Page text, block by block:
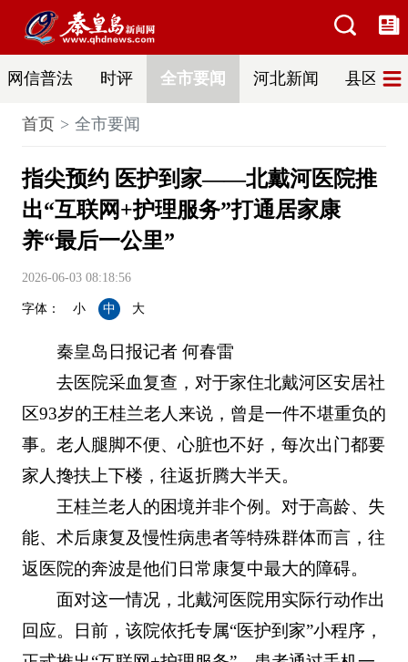
网信普法 时评 全市要闻 河北新闻 县区热
首页 全市要闻
指尖预约 医护到家——北戴河医院推
出“互联网+护理服务”打通居家康
养“最后一公里”
2026-06-03 08:18:56
字体： 小 中 大
秦皇岛日报记者 何春雷
去医院采血复查，对于家住北戴河区安居社
区93岁的王桂兰老人来说，曾是一件不堪重负的
事。老人腿脚不便、心脏也不好，每次出门都要
家人搀扶上下楼，往返折腾大半天。
王桂兰老人的困境并非个例。对于高龄、失
能、术后康复及慢性病患者等特殊群体而言，往
返医院的奔波是他们日常康复中最大的障碍。
面对这一情况，北戴河医院用实际行动作出
回应。日前，该院依托专属“医护到家”小程序，